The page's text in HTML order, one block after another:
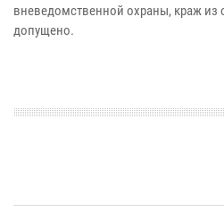
вневедомственной охраны, краж из
допущено.